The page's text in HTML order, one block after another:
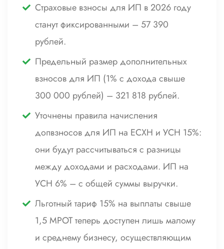
Страховые взносы для ИП в 2026 году
станут фиксированными – 57 390
рублей.
Предельный размер дополнительных
взносов для ИП (1% с дохода свыше
300 000 рублей) – 321 818 рублей.
Уточнены правила начисления
допвзносов для ИП на ЕСХН и УСН 15%:
они будут рассчитываться с разницы
между доходами и расходами. ИП на
УСН 6% – с общей суммы выручки.
Льготный тариф 15% на выплаты свыше
1,5 МРОТ теперь доступен лишь малому
и среднему бизнесу, осуществляющим